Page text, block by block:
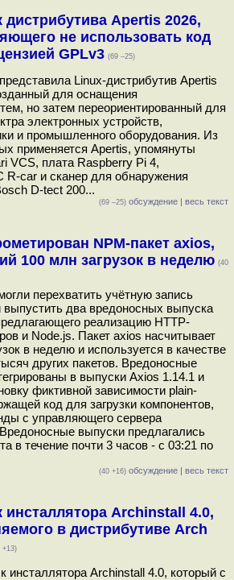
дистрибутива Apertis 2026,
не использовать код
GPLv3 (69 –25)
Linux-дистрибутив Apertis
для оснащения
но затем переориентированный для
электронных устройств,
и промышленного оборудования. Из
применяется Apertis, упомянуты
VCS, плата Raspberry Pi 4,
R-car и сканер для обнаружения
D-tect 200...
(69 –25) обсуждение | весь текст
NPM-пакет axios,
100 млн загрузок в неделю (40
перехватить учётную запись
два вредоносных выпуска
реализацию HTTP-
и Node.js. Пакет axios насчитывает
в неделю и используется в качестве
других пакетов. Вредоносные
в выпуски Axios 1.14.1 и
фиктивной зависимости plain-
код для загрузки компонентов,
с управляющего сервера
выпуски предлагались
в течение почти 3 часов - с 03:21 по
(40 +16) обсуждение | весь текст
инсталлятора Archinstall 4.0,
в дистрибутиве Arch
+13)
инсталлятора Archinstall 4.0, который с